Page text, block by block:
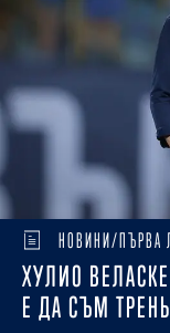
НОВИНИ/ПЪРВА
ХУЛИО
Е ДА СЪМ